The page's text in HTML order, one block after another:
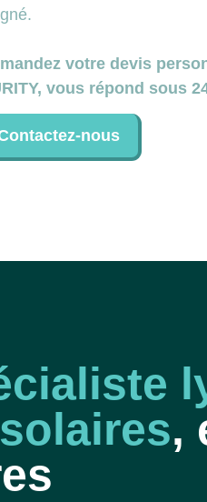
votre devis
vous répond sous
nous
,